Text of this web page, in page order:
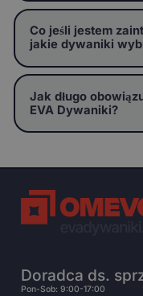
Co jeśli jestem
jakie dywaniki
Jak długo
EVA Dywaniki?
Doradca ds.
Pon-Sob: 9:00-17:00